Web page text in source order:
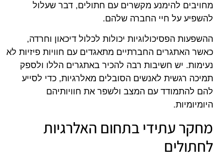
מחויבים להימנע מקשרים עם חתולים, דבר שעלול
להשפיע על חיי החברה שלהם.
ההשפעות הפסיכולוגיות יכולות לכלול דיכאון וחרדה,
כאשר האתגרים החברתיים מתאגדים עם חוויות פיזיות לא
נעימות. יש חשיבות רבה להכיר באתגרים הללו ולספק
תמיכה רגשית לאנשים הסובלים מאלרגיות, כדי לסייע
להם להתמודד עם המצב ולשפר את חוויותיהם
היומיומיות.
מחקר עתידי בתחום האלרגיות
לחתולים